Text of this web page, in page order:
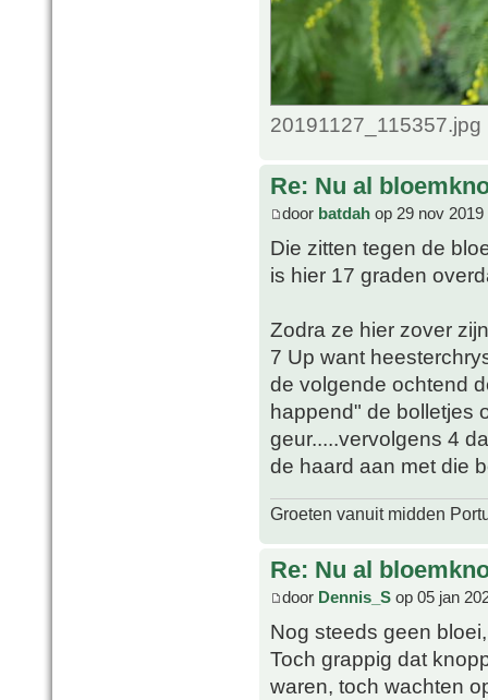
Re: Nu al
door batdah op 29 nov 2019
Die zitten tegen de
is hier 17 graden
Zodra ze hier zover
7 Up want
de volgende ochtend
happend" de bolletjes
geur.....vervolgens 4
de haard aan met die
Groeten vanuit midden
Re: Nu al
door Dennis_S op 05 jan
Nog steeds geen
Toch grappig dat
waren, toch wachten